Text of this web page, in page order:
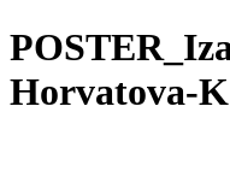
Horvatova-K